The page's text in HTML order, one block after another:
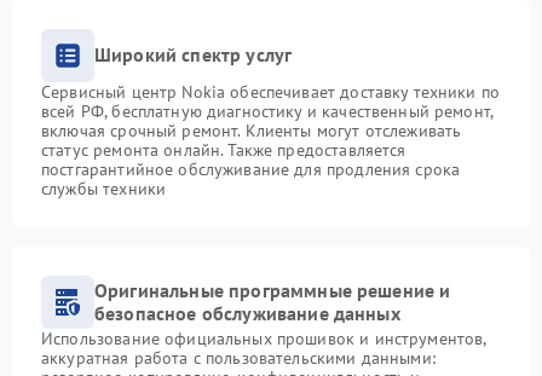
Широкий спектр услуг
Сервисный центр Nokia обеспечивает доставку техники по
всей РФ, бесплатную диагностику и качественный ремонт,
включая срочный ремонт. Клиенты могут отслеживать
статус ремонта онлайн. Также предоставляется
постгарантийное обслуживание для продления срока
службы техники
Оригинальные программные решение и
безопасное обслуживание данных
Использование официальных прошивок и инструментов,
аккуратная работа с пользовательскими данными: